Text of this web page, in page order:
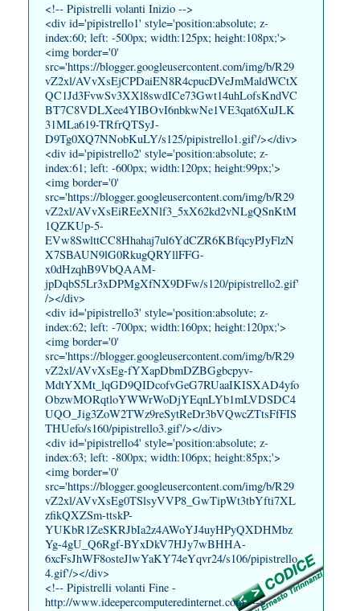
<!-- Pipistrelli volanti Inizio -->
<div id='pipistrello1' style='position:absolute; z-
index:60; left: -500px; width:125px; height:108px;'>
<img border='0'
src='https://blogger.googleusercontent.com/img/b/R29
vZ2xl/AVvXsEjCPDaiEN8R4cpucDVeJmMaldWCtX
QC1Jd3FvwSv3XXl8swdICe73Gwt14uhLofsKndVC
BT7C8VDLXee4YIBOvI6nbkwNe1VE3qat6XuJLK
31MLa619-TRfrQTSyJ-
D9Tg0XQ7NNobKuLY/s125/pipistrello1.gif'/></div>
<div id='pipistrello2' style='position:absolute; z-
index:61; left: -600px; width:120px; height:99px;'>
<img border='0'
src='https://blogger.googleusercontent.com/img/b/R29
vZ2xl/AVvXsEiREeXNlf3_5xX62kd2vNLgQSnKtM
1QZKUp-5-
EVw8SwlttCC8Hhahaj7ul6YdCZR6KBfqcyPJyFlzN
X7SBAUN9lG0RkugQRYllFFG-
x0dHzqhB9VbQAAM-
jpDqbS5Lr3xDPMgXfNX9DFw/s120/pipistrello2.gif'
/></div>
<div id='pipistrello3' style='position:absolute; z-
index:62; left: -700px; width:160px; height:120px;'>
<img border='0'
src='https://blogger.googleusercontent.com/img/b/R29
vZ2xl/AVvXsEg-fYXapDbmDZBGgbcpyv-
MdtYXMt_lqGD9QIDcofvGeG7RUaaIKISXAD4yfo
ObzwMORqtloYWWrWoDjYEqnLYb1mLVDSDC4
UQO_Jig3ZoW2TWz9reSytReDr3bVQwcZTtsFfFIS
THUefo/s160/pipistrello3.gif'/></div>
<div id='pipistrello4' style='position:absolute; z-
index:63; left: -800px; width:106px; height:85px;'>
<img border='0'
src='https://blogger.googleusercontent.com/img/b/R29
vZ2xl/AVvXsEg0TSlsyVVP8_GwTipWt3tbYfti7XL
zfikQXZSm-ttskP-
YUKbR1ZeSKRJbIa2z4AWoYJ4uyHPyQXDHMbz
Yg-4gU_Q6Rgf-BYxDkV7HJy7wBHHA-
6xcFsJhWF8osteJlwYaKY74eYqvr24/s106/pipistrello
4.gif'/></div>
<!-- Pipistrelli volanti Fine -
http://www.ideepercomputeredinternet.com -->